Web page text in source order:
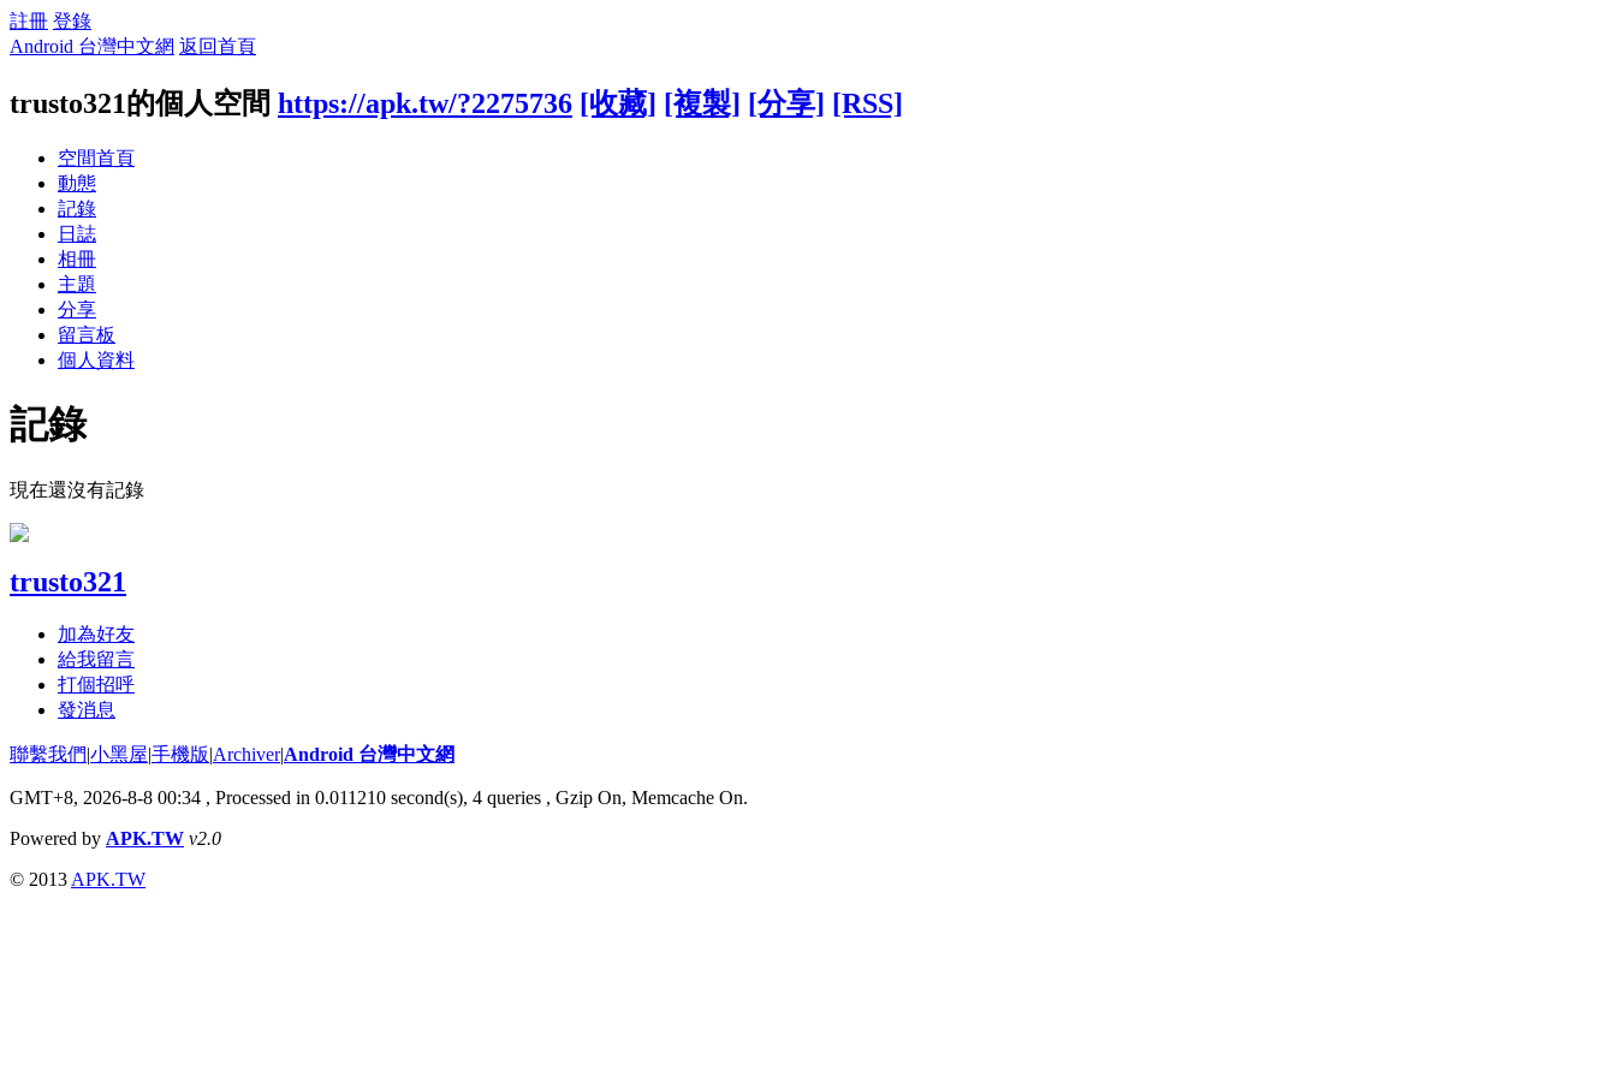
註冊 登錄
Android 台灣中文網 返回首頁
trusto321的個人空間 https://apk.tw/?2275736 [收藏] [複製] [分享] [RSS]
空間首頁
動態
記錄
日誌
相冊
主題
分享
留言板
個人資料
記錄
現在還沒有記錄
trusto321
加為好友
給我留言
打個招呼
發消息
聯繫我們|小黑屋|手機版|Archiver|Android 台灣中文網
GMT+8, 2026-8-8 00:34 , Processed in 0.011210 second(s), 4 queries , Gzip On, Memcache On.
Powered by APK.TW v2.0
© 2013 APK.TW